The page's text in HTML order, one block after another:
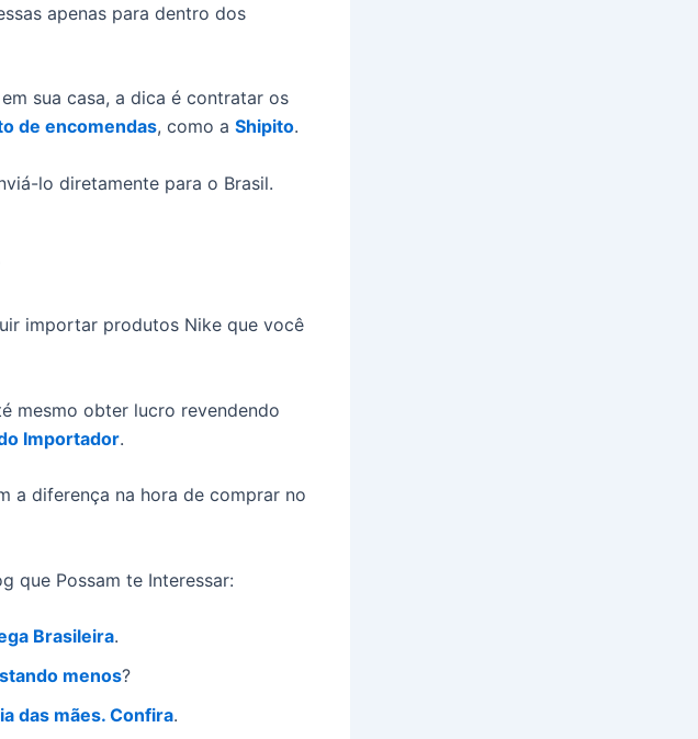
apenas para dentro dos
sua casa, a dica é contratar os
de encomendas, como a Shipito.
lo diretamente para o Brasil.
importar produtos Nike que você
mesmo obter lucro revendendo
Importador.
a diferença na hora de comprar no
que Possam te Interessar:
Brasileira.
menos?
das mães. Confira.